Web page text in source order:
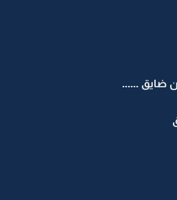
ضايق ......